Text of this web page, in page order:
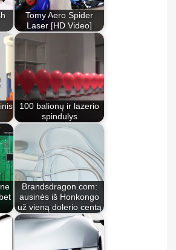
Tomy Aero Spider
Laser [HD Video]
100 balionų ir lazerio
spindulys
Brandsdragon.com:
ausinės iš Honkongo
už vieną dolerio centą